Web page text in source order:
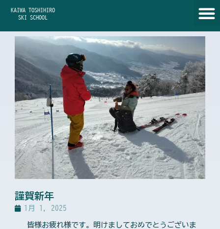
KAIWA TOSHIHIRO
SKI SCHOOL
謹賀新年
1月 1, 2025
皆様お疲れ様です。明けましておめでとうございま